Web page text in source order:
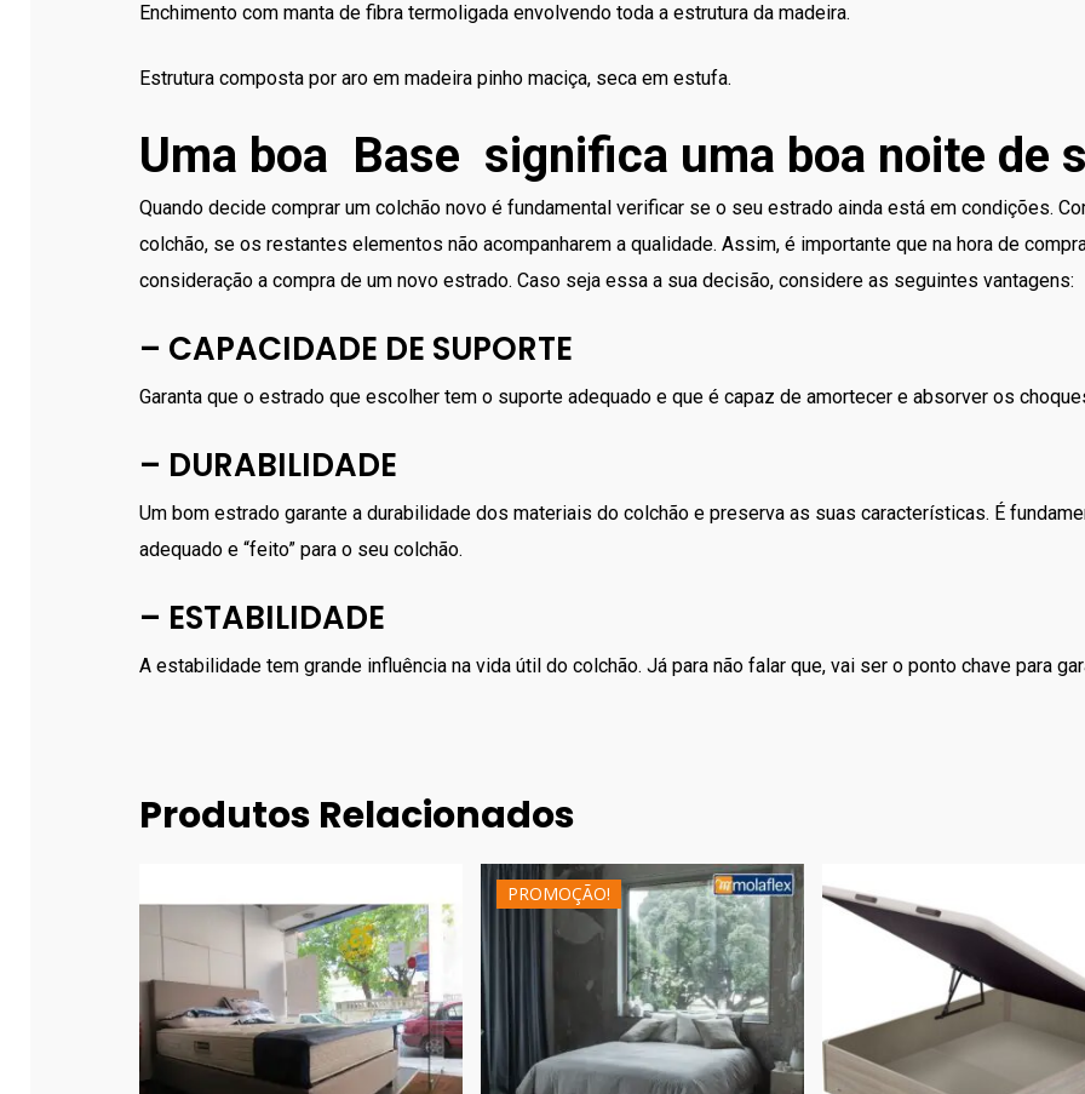
Enchimento com manta de fibra termoligada envolvendo toda a estrutura da madeira.
Estrutura composta por aro em madeira pinho maciça, seca em estufa.
Uma boa Base significa uma boa noite de
Quando decide comprar um colchão novo é fundamental verificar se o seu estrado ainda está em condições.
colchão, se os restantes elementos não acompanharem a qualidade. Assim, é importante que na hora de
consideração a compra de um novo estrado. Caso seja essa a sua decisão, considere as seguintes vantagens:
– CAPACIDADE DE SUPORTE
Garanta que o estrado que escolher tem o suporte adequado e que é capaz de amortecer e absorver os
– DURABILIDADE
Um bom estrado garante a durabilidade dos materiais do colchão e preserva as suas características. É
adequado e “feito” para o seu colchão.
– ESTABILIDADE
A estabilidade tem grande influência na vida útil do colchão. Já para não falar que, vai ser o ponto chave para
Produtos Relacionados
380.00 € 540.00€
PROMOÇÃO!
€ 648.00€
479.00€ 839.00 €